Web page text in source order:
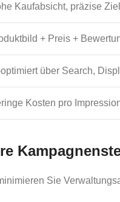
Kaufabsicht, präzise
+ Preis +
optimiert über Search,
Kosten pro
Sie